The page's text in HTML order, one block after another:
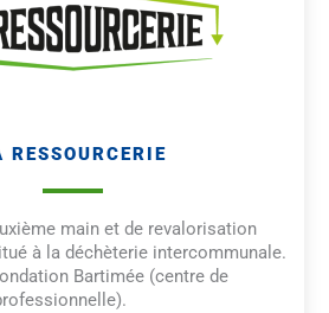
RESSOURCERIE
main et de revalorisation
à la déchèterie intercommunale.
Bartimée (centre de